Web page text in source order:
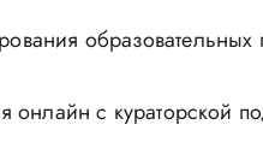
образовательных
онлайн с кураторской